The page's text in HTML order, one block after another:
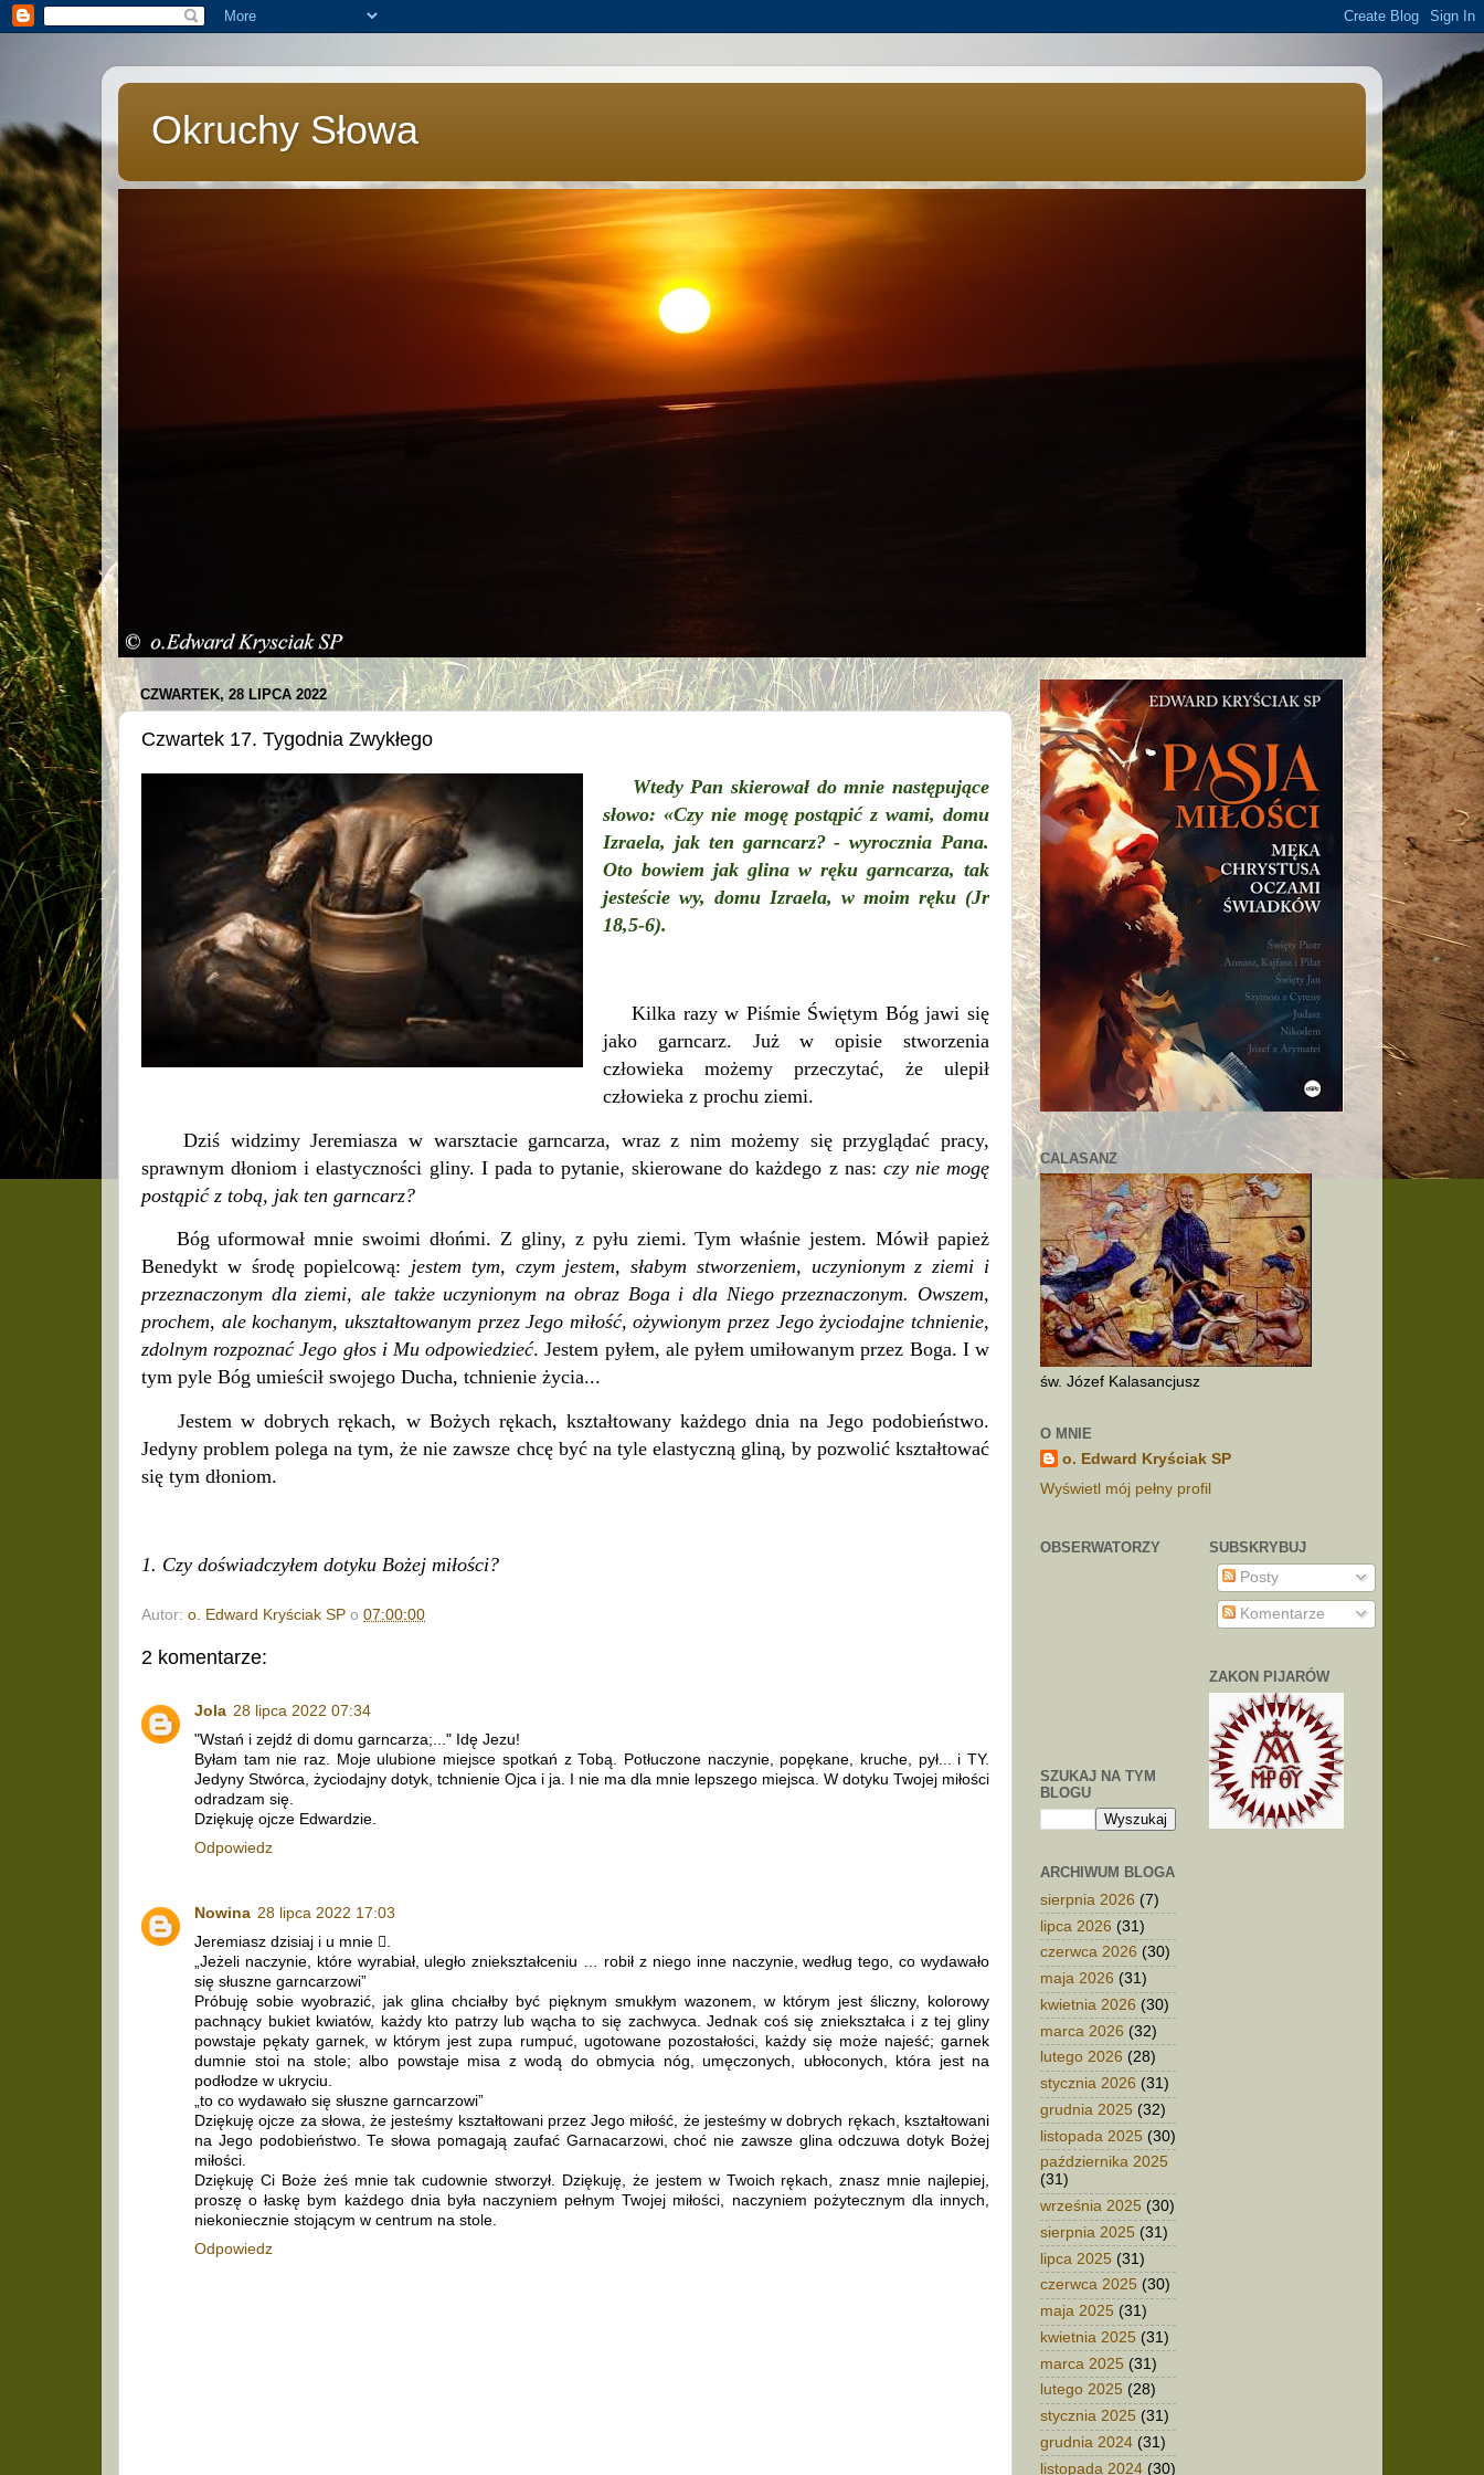
Okruchy Słowa
CZWARTEK, 28 LIPCA 2022
Czwartek 17. Tygodnia Zwykłego
Wtedy Pan skierował do mnie następujące
słowo: «Czy nie mogę postąpić z wami, domu
Izraela, jak ten garncarz? - wyrocznia Pana.
Oto bowiem jak glina w ręku garncarza, tak
jesteście wy, domu Izraela, w moim ręku (Jr
18,5-6).
Kilka razy w Piśmie Świętym Bóg jawi się
jako garncarz. Już w opisie stworzenia
człowieka możemy przeczytać, że ulepił
człowieka z prochu ziemi.
Dziś widzimy Jeremiasza w warsztacie garncarza, wraz z nim możemy się przyglądać pracy,
sprawnym dłoniom i elastyczności gliny. I pada to pytanie, skierowane do każdego z nas: czy nie mogę
postąpić z tobą, jak ten garncarz?
Bóg uformował mnie swoimi dłońmi. Z gliny, z pyłu ziemi. Tym właśnie jestem. Mówił papież
Benedykt w środę popielcową: jestem tym, czym jestem, słabym stworzeniem, uczynionym z ziemi i
przeznaczonym dla ziemi, ale także uczynionym na obraz Boga i dla Niego przeznaczonym. Owszem,
prochem, ale kochanym, ukształtowanym przez Jego miłość, ożywionym przez Jego życiodajne tchnienie,
zdolnym rozpoznać Jego głos i Mu odpowiedzieć. Jestem pyłem, ale pyłem umiłowanym przez Boga. I w
tym pyle Bóg umieścił swojego Ducha, tchnienie życia...
Jestem w dobrych rękach, w Bożych rękach, kształtowany każdego dnia na Jego podobieństwo.
Jedyny problem polega na tym, że nie zawsze chcę być na tyle elastyczną gliną, by pozwolić kształtować
się tym dłoniom.
1. Czy doświadczyłem dotyku Bożej miłości?
Autor: o. Edward Kryściak SP o 07:00:00
2 komentarze:
Jola 28 lipca 2022 07:34
"Wstań i zejdź di domu garncarza;..." Idę Jezu!
Byłam tam nie raz. Moje ulubione miejsce spotkań z Tobą. Potłuczone naczynie, popękane, kruche, pył... i TY.
Jedyny Stwórca, życiodajny dotyk, tchnienie Ojca i ja. I nie ma dla mnie lepszego miejsca. W dotyku Twojej miłości
odradzam się.
Dziękuję ojcze Edwardzie.
Odpowiedz
Nowina 28 lipca 2022 17:03
Jeremiasz dzisiaj i u mnie .
„Jeżeli naczynie, które wyrabiał, uległo zniekształceniu … robił z niego inne naczynie, według tego, co wydawało
się słuszne garncarzowi”
Próbuję sobie wyobrazić, jak glina chciałby być pięknym smukłym wazonem, w którym jest śliczny, kolorowy
pachnący bukiet kwiatów, każdy kto patrzy lub wącha to się zachwyca. Jednak coś się zniekształca i z tej gliny
powstaje pękaty garnek, w którym jest zupa rumpuć, ugotowane pozostałości, każdy się może najeść; garnek
dumnie stoi na stole; albo powstaje misa z wodą do obmycia nóg, umęczonych, ubłoconych, która jest na
podłodze w ukryciu.
„to co wydawało się słuszne garncarzowi”
Dziękuję ojcze za słowa, że jesteśmy kształtowani przez Jego miłość, że jesteśmy w dobrych rękach, kształtowani
na Jego podobieństwo. Te słowa pomagają zaufać Garnacarzowi, choć nie zawsze glina odczuwa dotyk Bożej
miłości.
Dziękuję Ci Boże żeś mnie tak cudownie stworzył. Dziękuję, że jestem w Twoich rękach, znasz mnie najlepiej,
proszę o łaskę bym każdego dnia była naczyniem pełnym Twojej miłości, naczyniem pożytecznym dla innych,
niekoniecznie stojącym w centrum na stole.
Odpowiedz
CALASANZ
św. Józef Kalasancjusz
O MNIE
o. Edward Kryściak SP
Wyświetl mój pełny profil
OBSERWATORZY
SZUKAJ NA TYM
BLOGU
ARCHIWUM BLOGA
sierpnia 2026 (7)
lipca 2026 (31)
czerwca 2026 (30)
maja 2026 (31)
kwietnia 2026 (30)
marca 2026 (32)
lutego 2026 (28)
stycznia 2026 (31)
grudnia 2025 (32)
listopada 2025 (30)
października 2025
(31)
września 2025 (30)
sierpnia 2025 (31)
lipca 2025 (31)
czerwca 2025 (30)
maja 2025 (31)
kwietnia 2025 (31)
marca 2025 (31)
lutego 2025 (28)
stycznia 2025 (31)
grudnia 2024 (31)
listopada 2024 (30)
SUBSKRYBUJ
Posty
Komentarze
ZAKON PIJARÓW